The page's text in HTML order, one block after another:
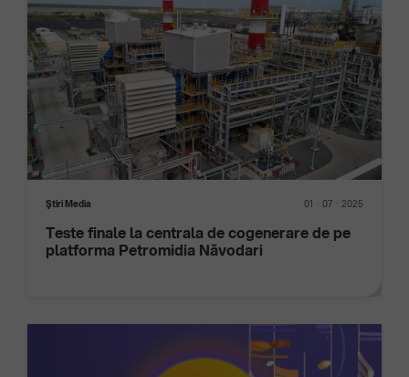
Ştiri Media 01 07 2025
Teste finale la centrala de cogenerare de pe
platforma Petromidia Năvodari